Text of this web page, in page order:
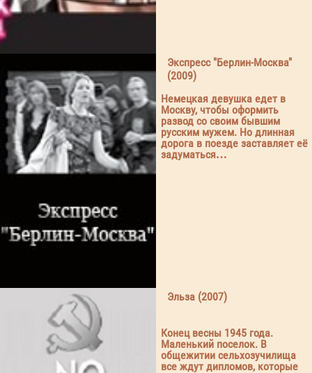
Экспресс "Берлин-Москва"
(2009)
Немецкая девушка едет в
Москву, чтобы оформить
развод со своим бывшим
русским мужем. Но длинная
дорога в поезде заставляет её
задуматься…
Эльза (2007)
Конец весны 1945 года.
Маленький поселок. В
общежитии сельхозучилища
все ждут дипломов, которые